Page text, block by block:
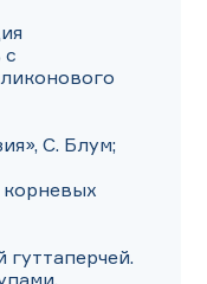
с
С. Блум;